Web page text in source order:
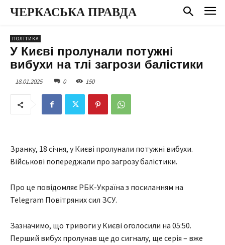
ЧЕРКАСЬКА ПРАВДА
ПОЛІТИКА
У Києві пролунали потужні
вибухи на тлі загрози балістики
18.01.2025 0 150
Зранку, 18 січня, у Києві пролунали потужні вибухи.
Військові попереджали про загрозу балістики.
Про це повідомляє РБК-Україна з посиланням на
Telegram Повітряних сил ЗСУ.
Зазначимо, що тривоги у Києві оголосили на 05:50.
Перший вибух пролунав ще до сигналу, ще серія – вже